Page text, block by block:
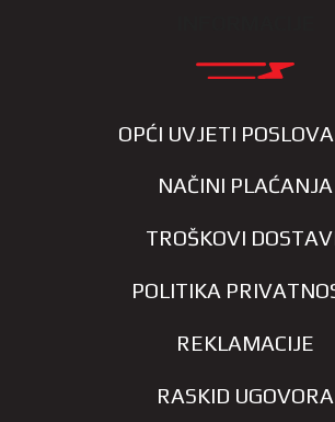
OPĆI UVJETI
NAČINI PLAĆANJA
TROŠKOVI
POLITIKA
REKLAMACIJE
RASKID UGOVORA